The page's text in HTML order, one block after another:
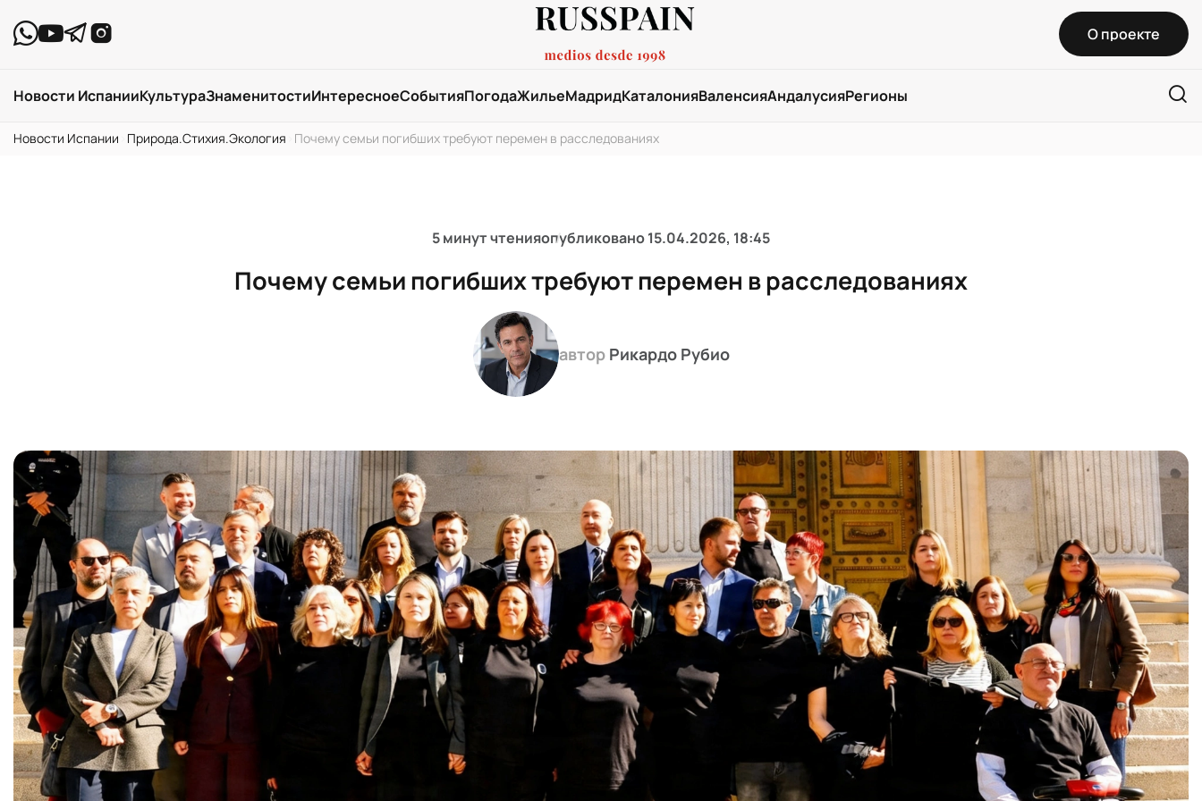
О проекте
Новости ИспанииКультураЗнаменитостиИнтересноеСобытияПогодаЖильеМадридКаталонияВаленсияАндалусияРегионы
Новости Испании Природа.Стихия.Экология Почему семьи погибших требуют перемен в расследованиях
5 минут чтенияопубликовано15.04.2026, 18:45
Почему семьи погибших требуют перемен в расследованиях
автор Рикардо Рубио